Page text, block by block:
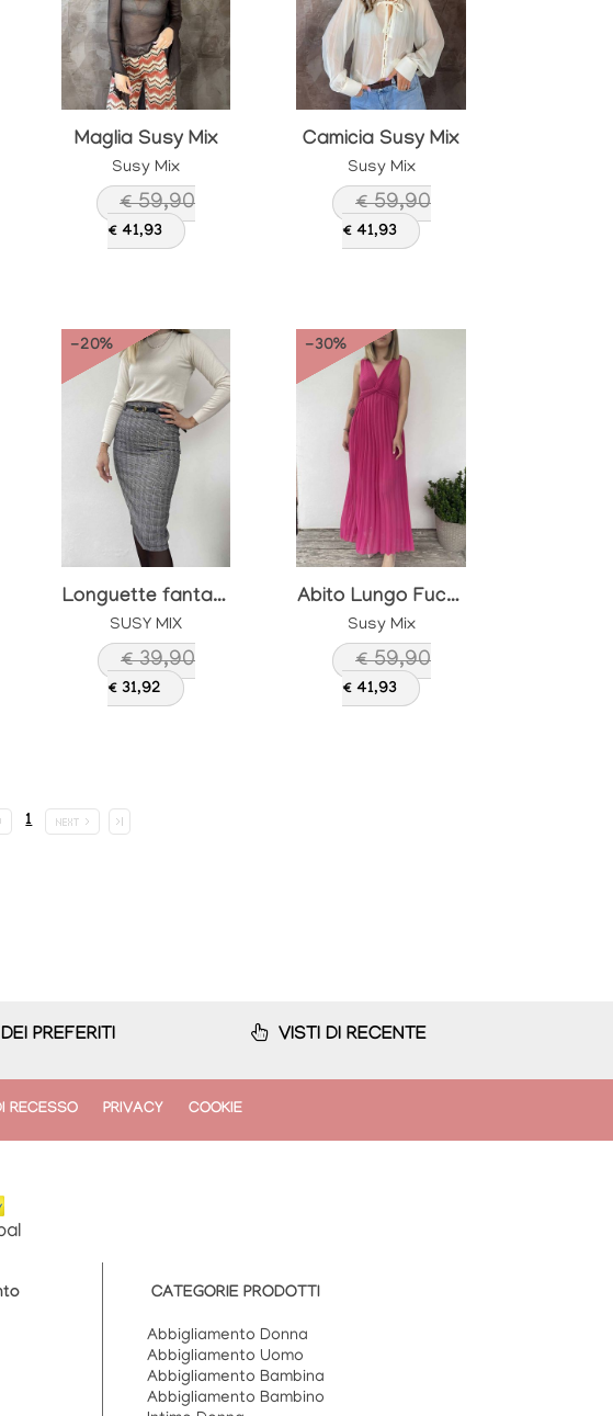
Maglia Susy Mix
Susy Mix
€ 59,90
€ 41,93
Camicia Susy Mix
Susy Mix
€ 59,90
€ 41,93
-20%
Longuette fantasia
SUSY MIX
€ 39,90
€ 31,92
-30%
Abito Lungo Fucsia
Susy Mix
€ 59,90
€ 41,93
1
PREFERITI VISTI DI RECENTE
RECESSO PRIVACY COOKIE
CATEGORIE PRODOTTI
Abbigliamento Donna
Abbigliamento Uomo
Abbigliamento Bambina
Abbigliamento Bambino